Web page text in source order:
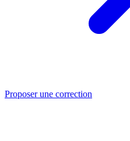
Proposer une correction